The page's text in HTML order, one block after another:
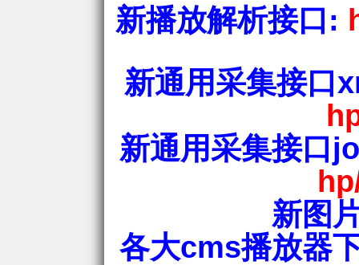
新播放解析接口:
新通用采集接口
新通用采集接口
新图
各大cms播放器